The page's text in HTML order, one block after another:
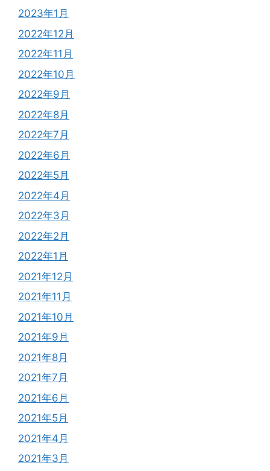
2023年1月
2022年12月
2022年11月
2022年10月
2022年9月
2022年8月
2022年7月
2022年6月
2022年5月
2022年4月
2022年3月
2022年2月
2022年1月
2021年12月
2021年11月
2021年10月
2021年9月
2021年8月
2021年7月
2021年6月
2021年5月
2021年4月
2021年3月